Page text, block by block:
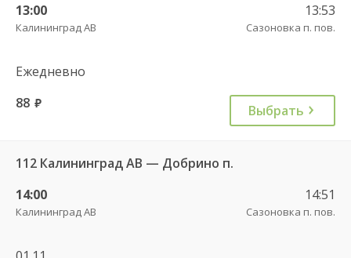
13:00
Калининград АВ
13:53
Сазоновка п. пов.
Ежедневно
88 руб. Выбрать
112 Калининград АВ — Добрино п.
14:00
Калининград АВ
14:51
Сазоновка п. пов.